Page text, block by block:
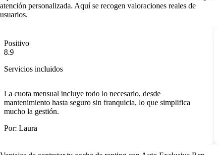
atención personalizada. Aquí se recogen valoraciones reales de
usuarios.
Positivo
8.9
Servicios incluidos
La cuota mensual incluye todo lo necesario, desde
mantenimiento hasta seguro sin franquicia, lo que simplifica
mucho la gestión.
Por: Laura